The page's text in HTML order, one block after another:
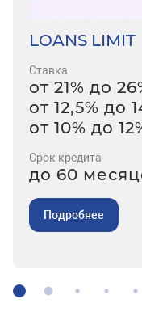
LOANS LIMIT
Ставка
от 21% до
от 12,5% до
от 10% до
Срок кредита
до 60
Подробнее